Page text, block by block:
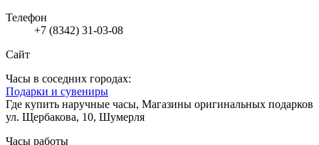
Телефон
+7 (8342) 31-03-08
Сайт
Часы в соседних городах:
Подарки и сувениры
Где купить наручные часы, Магазины оригинальных подарков
ул. Щербакова, 10, Шумерля
Часы работы